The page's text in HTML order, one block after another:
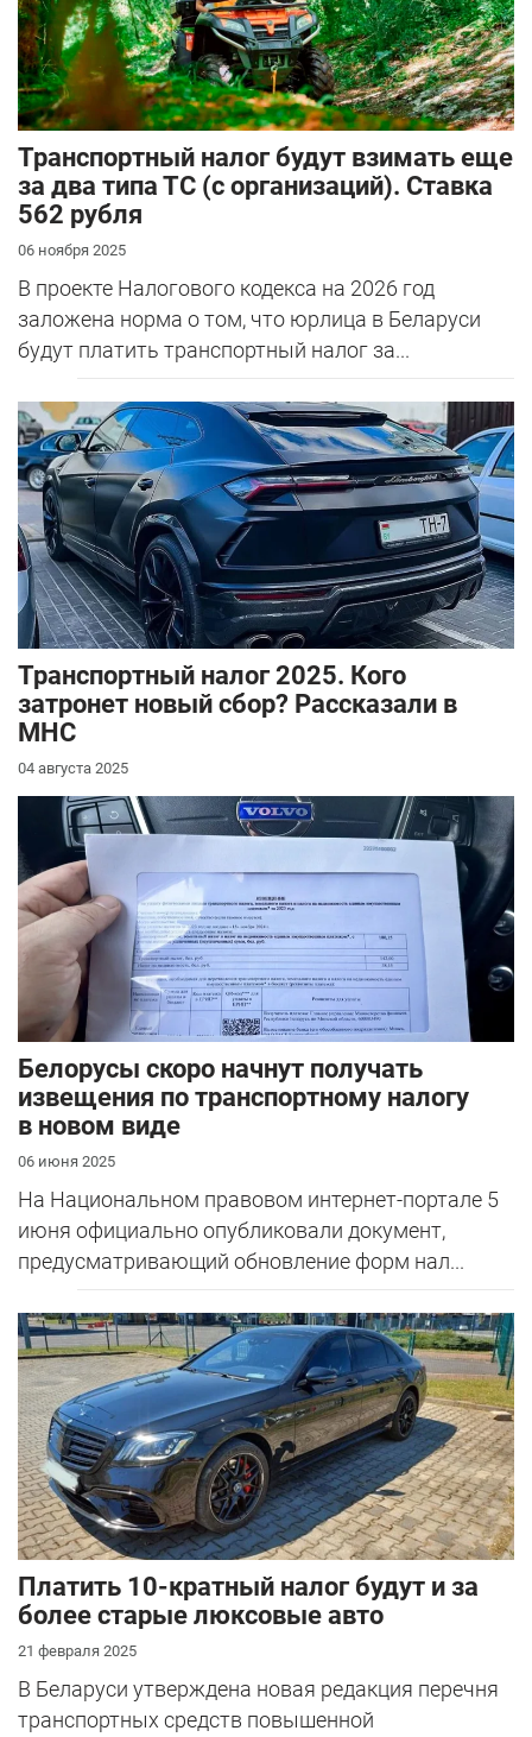
Транспортный налог будут взимать еще
за два типа ТС (с организаций). Ставка
562 рубля
06 ноября 2025
В проекте Налогового кодекса на 2026 год
заложена норма о том, что юрлица в Беларуси
будут платить транспортный налог за...
Транспортный налог 2025. Кого
затронет новый сбор? Рассказали в
МНС
04 августа 2025
Повышенныйтранспортный сбор
затронет сотни
автовладельцев.
Белорусы скоро начнут получать
извещения по транспортному налогу
в новом виде
06 июня 2025
На Национальном правовом интернет-портале 5
июня официально опубликовали документ,
предусматривающий обновление форм нал...
Платить 10-кратный налог будут и за
более старые люксовые авто
21 февраля 2025
В Беларуси утверждена новая редакция перечня
транспортных средств повышенной